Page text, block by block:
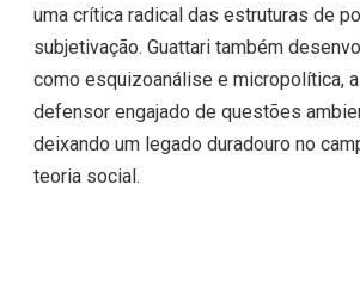
uma crítica radical das estruturas de
subjetivação. Guattari também
como esquizoanálise e micropolítica,
defensor engajado de questões
deixando um legado duradouro no
teoria social.